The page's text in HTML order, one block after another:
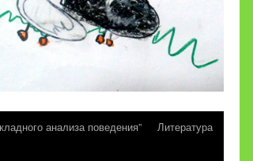
анализа поведения”
Литература